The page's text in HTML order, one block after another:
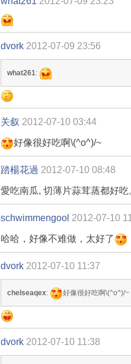
dvork 2012-07-09 23:56
what261:
关叙 2012-07-10 03:44
好像很好吃啊\(^o^)/~
踏楊花過 2012-07-10 08:48
愛吃南瓜, 切薄片蒜茸蒸都好吃
schwimmengool 2012-07-10
哈哈，好像不难做，太好了
dvork 2012-07-10 11:37
chelseaqex: 好像很好吃啊\(^o^)/~
dvork 2012-07-10 11:38